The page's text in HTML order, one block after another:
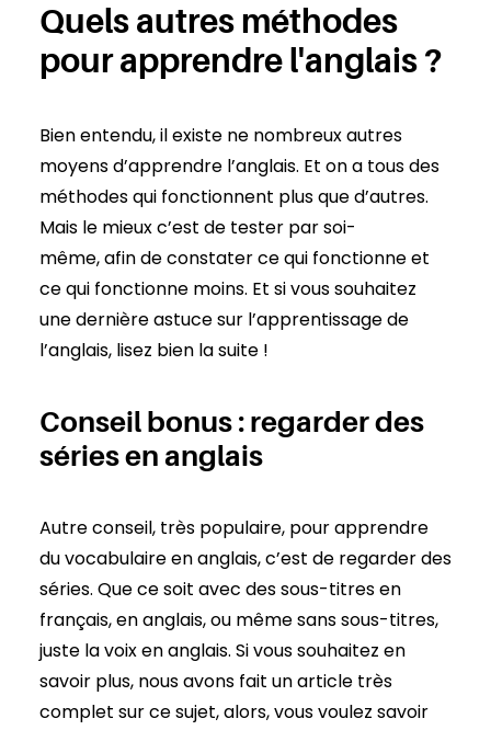
Quels autres méthodes
pour apprendre l'anglais ?
Bien entendu, il existe ne nombreux autres
moyens d’apprendre l’anglais. Et on a tous des
méthodes qui fonctionnent plus que d’autres.
Mais le mieux c’est de tester par soi-
même, afin de constater ce qui fonctionne et
ce qui fonctionne moins. Et si vous souhaitez
une dernière astuce sur l’apprentissage de
l’anglais, lisez bien la suite !
Conseil bonus : regarder des
séries en anglais
Autre conseil, très populaire, pour apprendre
du vocabulaire en anglais, c’est de regarder des
séries. Que ce soit avec des sous-titres en
français, en anglais, ou même sans sous-titres,
juste la voix en anglais. Si vous souhaitez en
savoir plus, nous avons fait un article très
complet sur ce sujet, alors, vous voulez savoir